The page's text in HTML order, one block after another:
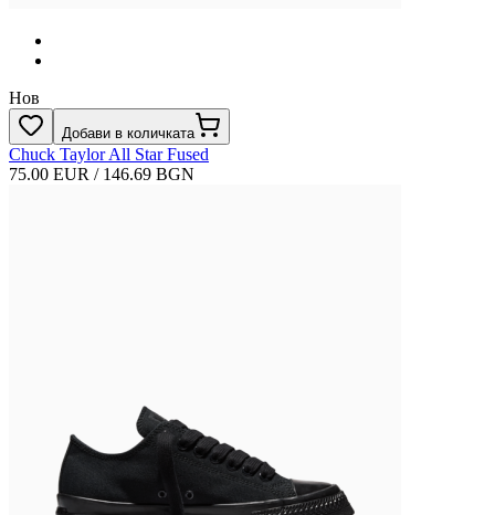
Нов
Добави в количката
Chuck Taylor All Star Fused
75.00 EUR / 146.69 BGN